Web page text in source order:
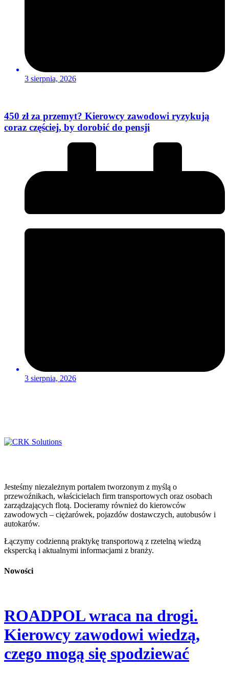
3 sierpnia, 2026
450 zł za przemyt? Kierowcy zawodowi ryzykują
coraz częściej, by dorobić do pensji
3 sierpnia, 2026
Jesteśmy niezależnym portalem tworzonym z myślą o
przewoźnikach, właścicielach firm transportowych oraz osobach
zarządzających flotą. Docieramy również do kierowców
zawodowych – ciężarówek, pojazdów dostawczych, autobusów i
autokarów.
Łączymy codzienną praktykę transportową z rzetelną wiedzą
ekspercką i aktualnymi informacjami z branży.
Nowości
ROADPOL wraca na drogi.
Kierowcy zawodowi wiedzą,
czego mogą się spodziewać